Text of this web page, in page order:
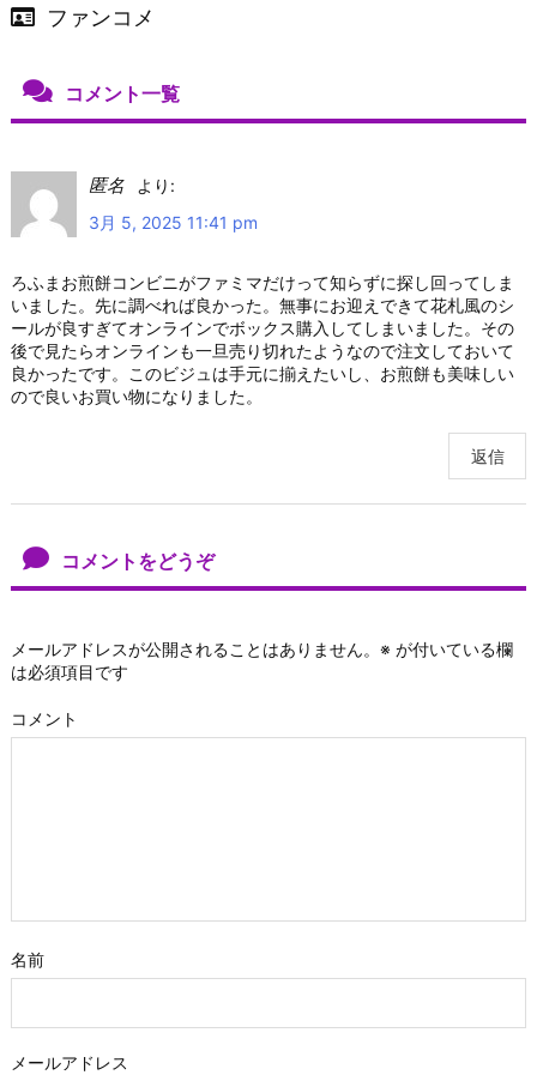
ファンコメ
コメント一覧
匿名
より:
3月 5, 2025 11:41 pm
ろふまお煎餅コンビニがファミマだけって知らずに探し回ってしま
いました。先に調べれば良かった。無事にお迎えできて花札風のシ
ールが良すぎてオンラインでボックス購入してしまいました。その
後で見たらオンラインも一旦売り切れたようなので注文しておいて
良かったです。このビジュは手元に揃えたいし、お煎餅も美味しい
ので良いお買い物になりました。
返信
コメントをどうぞ
メールアドレスが公開されることはありません。 ※ が付いている欄
は必須項目です
コメント
名前
メールアドレス